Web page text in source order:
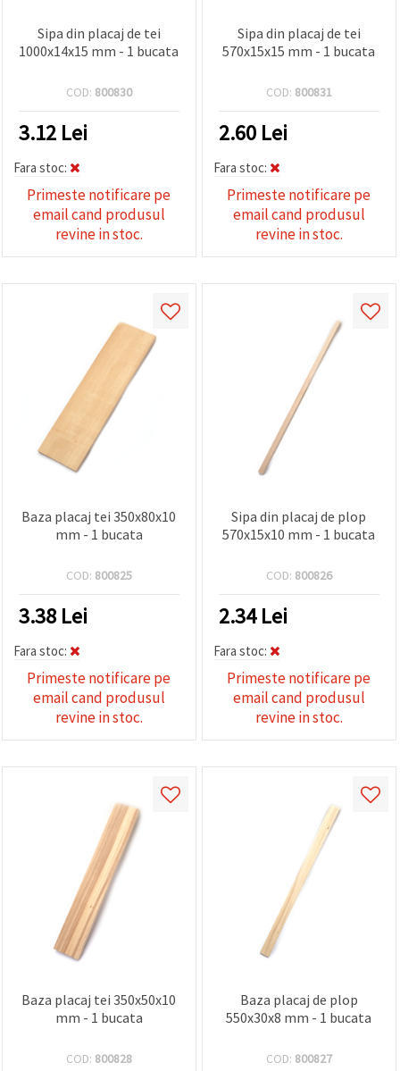
Sipa din placaj de tei
1000x14x15 mm - 1 bucata
COD: 800830
3.12 Lei
Fara stoc:
Primeste notificare pe
email cand produsul
revine in stoc.
Sipa din placaj de tei
570x15x15 mm - 1 bucata
COD: 800831
2.60 Lei
Fara stoc:
Primeste notificare pe
email cand produsul
revine in stoc.
Baza placaj tei 350x80x10
mm - 1 bucata
COD: 800825
3.38 Lei
Fara stoc:
Primeste notificare pe
email cand produsul
revine in stoc.
Sipa din placaj de plop
570x15x10 mm - 1 bucata
COD: 800826
2.34Lei
Fara stoc:
Primeste notificare pe
email cand produsul
revine in stoc.
Baza placaj tei 350x50x10
mm - 1 bucata
COD: 800828
Baza placaj de plop
550x30x8 mm - 1 bucata
COD: 800827